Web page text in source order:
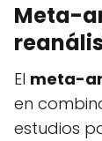
Meta-
El meta-
en
estudios